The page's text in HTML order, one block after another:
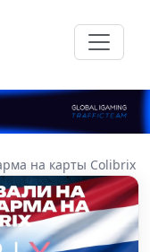
на карты Colibrix